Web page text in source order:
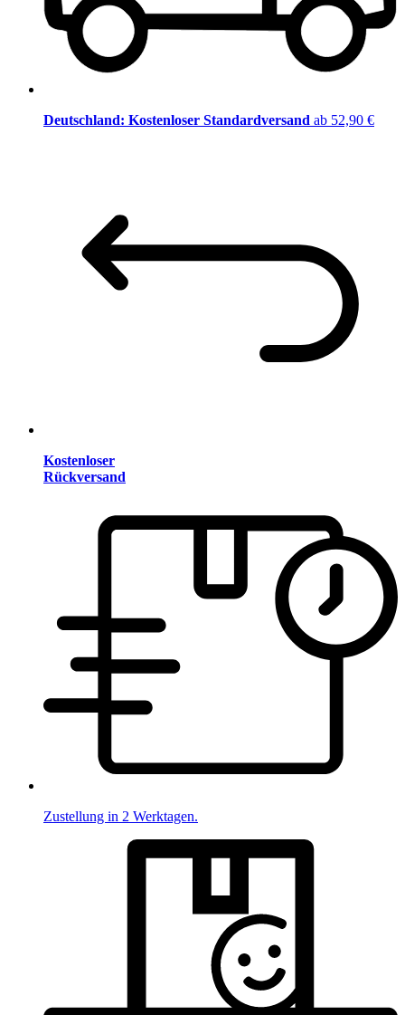
Deutschland: Kostenloser Standardversand ab 52,90 €
Kostenloser
Rückversand
Zustellung in 2 Werktagen.